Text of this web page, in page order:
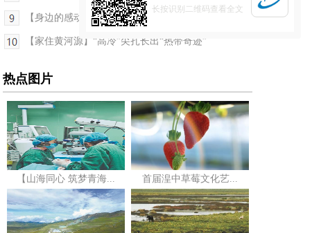
【身边的感动】一片丹心映雪域——记第五届青海省...
【家住黄河源】“高冷”尖扎长出“热带奇迹”
热点图片
【山海同心 筑梦青海... 首届湟中草莓文化艺...
长按识别二维码查看全文